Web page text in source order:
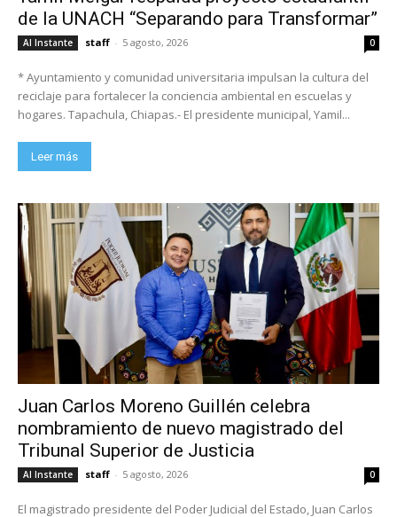
de la UNACH “Separando para Transformar”
Al Instante staff - 5 agosto, 2026 0
* Ayuntamiento y comunidad universitaria impulsan la cultura del
reciclaje para fortalecer la conciencia ambiental en escuelas y
hogares. Tapachula, Chiapas.- El presidente municipal, Yamil...
Leer más
Juan Carlos Moreno Guillén celebra
nombramiento de nuevo magistrado del
Tribunal Superior de Justicia
Al Instante staff - 5 agosto, 2026 0
El magistrado presidente del Poder Judicial del Estado, Juan Carlos